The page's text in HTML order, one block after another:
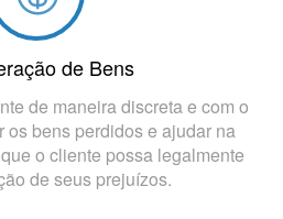
de Bens
de maneira discreta e com o
os bens perdidos e ajudar na
o cliente possa legalmente
de seus prejuízos.